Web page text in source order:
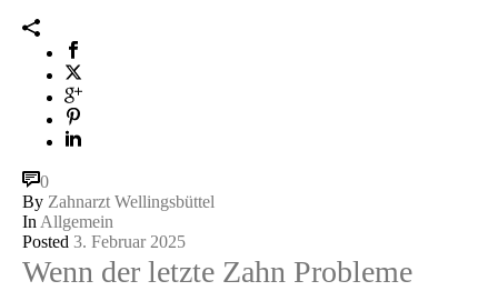
0
By Zahnarzt Wellingsbüttel
In Allgemein
Posted 3. Februar 2025
Wenn der letzte Zahn Probleme